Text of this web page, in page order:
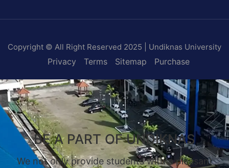
Copyright © All Right Reserved 2025 | Undiknas University
Privacy Terms Sitemap Purchase
BE A PART OF UNDIKNAS
We not only provide students with a pleasant